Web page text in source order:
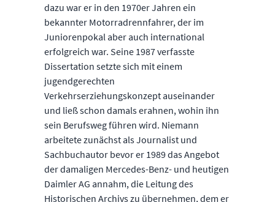
dazu war er in den 1970er Jahren ein
bekannter Motorradrennfahrer, der im
Juniorenpokal aber auch international
erfolgreich war. Seine 1987 verfasste
Dissertation setzte sich mit einem
jugendgerechten
Verkehrserziehungskonzept auseinander
und ließ schon damals erahnen, wohin ihn
sein Berufsweg führen wird. Niemann
arbeitete zunächst als Journalist und
Sachbuchautor bevor er 1989 das Angebot
der damaligen Mercedes-Benz- und heutigen
Daimler AG annahm, die Leitung des
Historischen Archivs zu übernehmen, dem er